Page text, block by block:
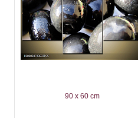
90 x 60 cm